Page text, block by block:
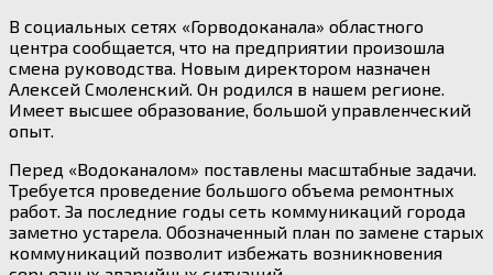
В социальных сетях «Горводоканала» областного
центра сообщается, что на предприятии произошла
смена руководства. Новым директором назначен
Алексей Смоленский. Он родился в нашем регионе.
Имеет высшее образование, большой управленческий
опыт.
Перед «Водоканалом» поставлены масштабные задачи.
Требуется проведение большого объема ремонтных
работ. За последние годы сеть коммуникаций города
заметно устарела. Обозначенный план по замене старых
коммуникаций позволит избежать возникновения